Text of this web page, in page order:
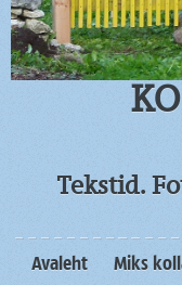
Tekstid.
Avaleht Miks